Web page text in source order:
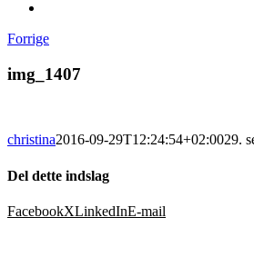
Forrige
img_1407
christina2016-09-29T12:24:54+02:0029.
Del dette indslag
FacebookXLinkedInE-mail